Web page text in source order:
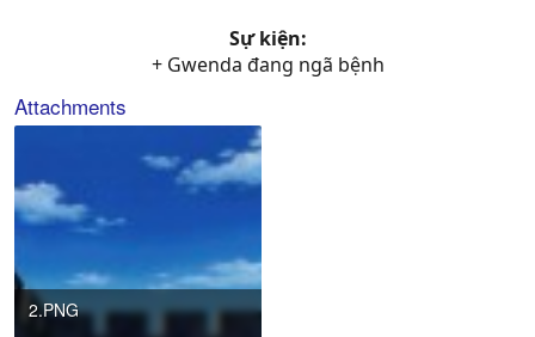
Sự kiện:
+ Gwenda đang ngã bệnh​
Attachments
2.PNG